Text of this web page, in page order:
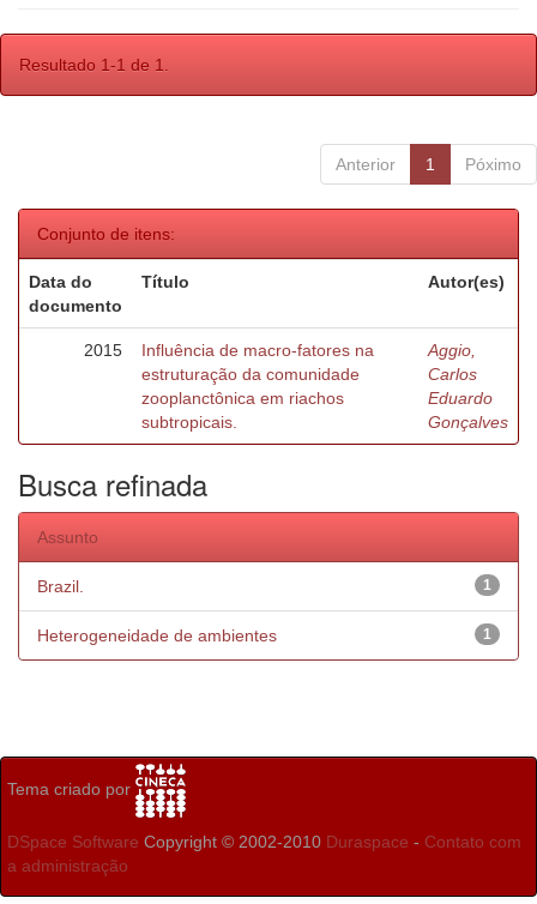
Resultado 1-1 de 1.
Anterior 1 Póximo
Conjunto de itens:
Data do
documento
Título Autor(es)
2015
Influência de macro-fatores na
estruturação da comunidade
zooplanctônica em riachos
subtropicais.
Aggio,
Carlos
Eduardo
Gonçalves
Busca refinada
Assunto
1
Brazil.
1
Heterogeneidade de ambientes
Tema criado por
DSpace Software Copyright © 2002-2010 Duraspace - Contato com
a administração